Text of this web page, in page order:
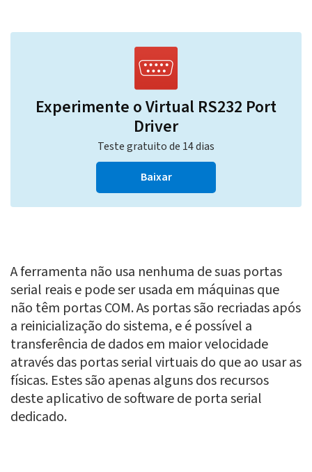
Experimente o Virtual RS232 Port
Driver
Teste gratuito de 14 dias
Baixar
A ferramenta não usa nenhuma de suas portas
serial reais e pode ser usada em máquinas que
não têm portas COM. As portas são recriadas após
a reinicialização do sistema, e é possível a
transferência de dados em maior velocidade
através das portas serial virtuais do que ao usar as
físicas. Estes são apenas alguns dos recursos
deste aplicativo de software de porta serial
dedicado.